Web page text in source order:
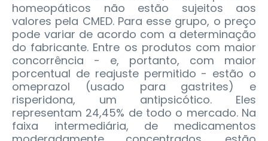
homeopáticos não estão sujeitos aos
valores pela CMED. Para esse grupo, o preço
pode variar de acordo com a determinação
do fabricante. Entre os produtos com maior
concorrência - e, portanto, com maior
porcentual de reajuste permitido - estão o
omeprazol (usado para gastrites) e
risperidona, um antipsicótico. Eles
representam 24,45% de todo o mercado. Na
faixa intermediária, de medicamentos